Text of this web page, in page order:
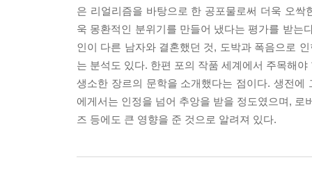
은 리얼리즘을 바탕으로 한 공포물로써 더욱 오
욱 몽환적인 분위기를 만들어 냈다는 평가를 받는
인이 다른 남자와 결혼했던 것, 도박과 폭음으로
는 분석도 있다. 한편 포의 작품 세계에서 주목해
생소한 장르의 문학을 소개했다는 점이다. 생전
에게서는 인정을 넘어 추앙을 받을 정도였으며,
즈 등에도 큰 영향을 준 것으로 알려져 있다.